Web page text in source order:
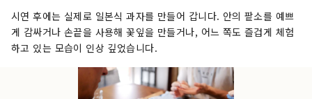
시연 후에는 실제로 일본식 과자를 만들어 갑니다. 안의 팥소를 예쁘
게 감싸거나 손끝을 사용해 꽃잎을 만들거나, 어느 쪽도 즐겁게 체험
하고 있는 모습이 인상 깊었습니다.